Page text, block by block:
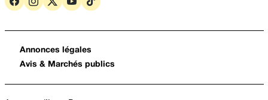
Annonces légales
Avis & Marchés publics